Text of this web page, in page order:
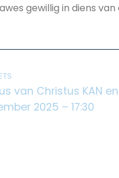
gewillig in diens
van Christus KAN
2025 – 17:30